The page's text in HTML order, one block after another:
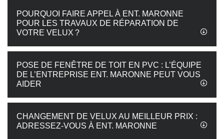
POURQUOI FAIRE APPEL À ENT. MARONNE
POUR LES TRAVAUX DE RÉPARATION DE
VOTRE VELUX ?
POSE DE FENÊTRE DE TOIT EN PVC : L’ÉQUIPE
DE L’ENTREPRISE ENT. MARONNE PEUT VOUS
AIDER
CHANGEMENT DE VELUX AU MEILLEUR PRIX :
ADRESSEZ-VOUS À ENT. MARONNE